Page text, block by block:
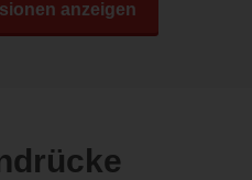
anzeigen